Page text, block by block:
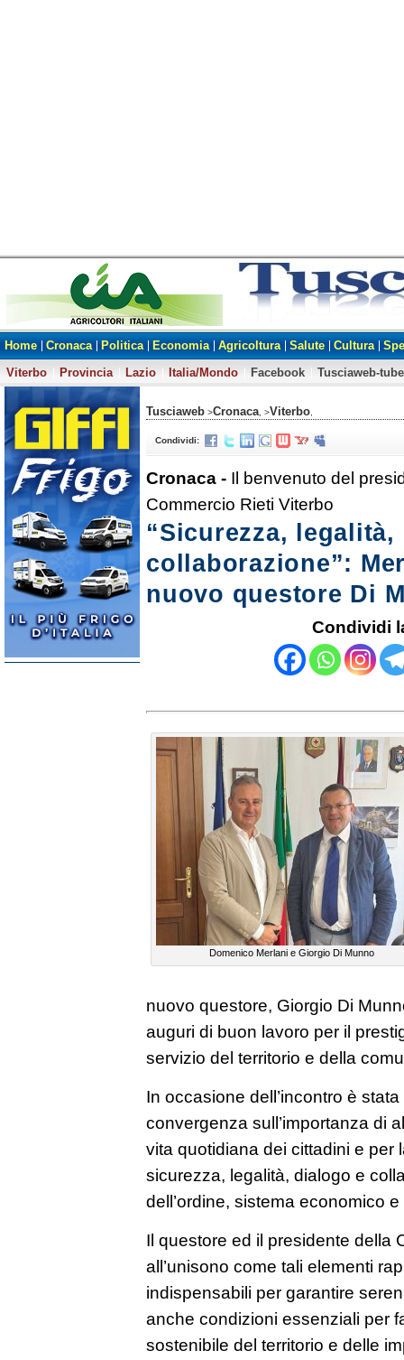
Home Cronaca Politica Economia Agricoltura Salute Cultura
Viterbo
Provincia Lazio Italia/Mondo Facebook Tusciaweb-tube
Tusciaweb >Cronaca , >Viterbo
Condividi:
Cronaca - Il benvenuto del
Commercio Rieti Viterbo
“Sicurezza,
collaborazione”:
nuovo questore Di
Condividi
Domenico Merlani e Giorgio Di Munno
nuovo questore, Giorgio Di
auguri di buon lavoro per il
servizio del territorio e della
In occasione dell’incontro è
convergenza sull’importanza di
vita quotidiana dei cittadini e per
sicurezza, legalità, dialogo e
dell’ordine, sistema economico
Il questore ed il presidente della
all’unisono come tali elementi
indispensabili per garantire
anche condizioni essenziali per
sostenibile del territorio e delle